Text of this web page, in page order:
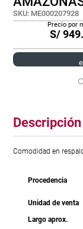
SKU: ME000207928
Precio por
S/
Comodidad en
Procedencia
Unidad de venta
Largo aprox.